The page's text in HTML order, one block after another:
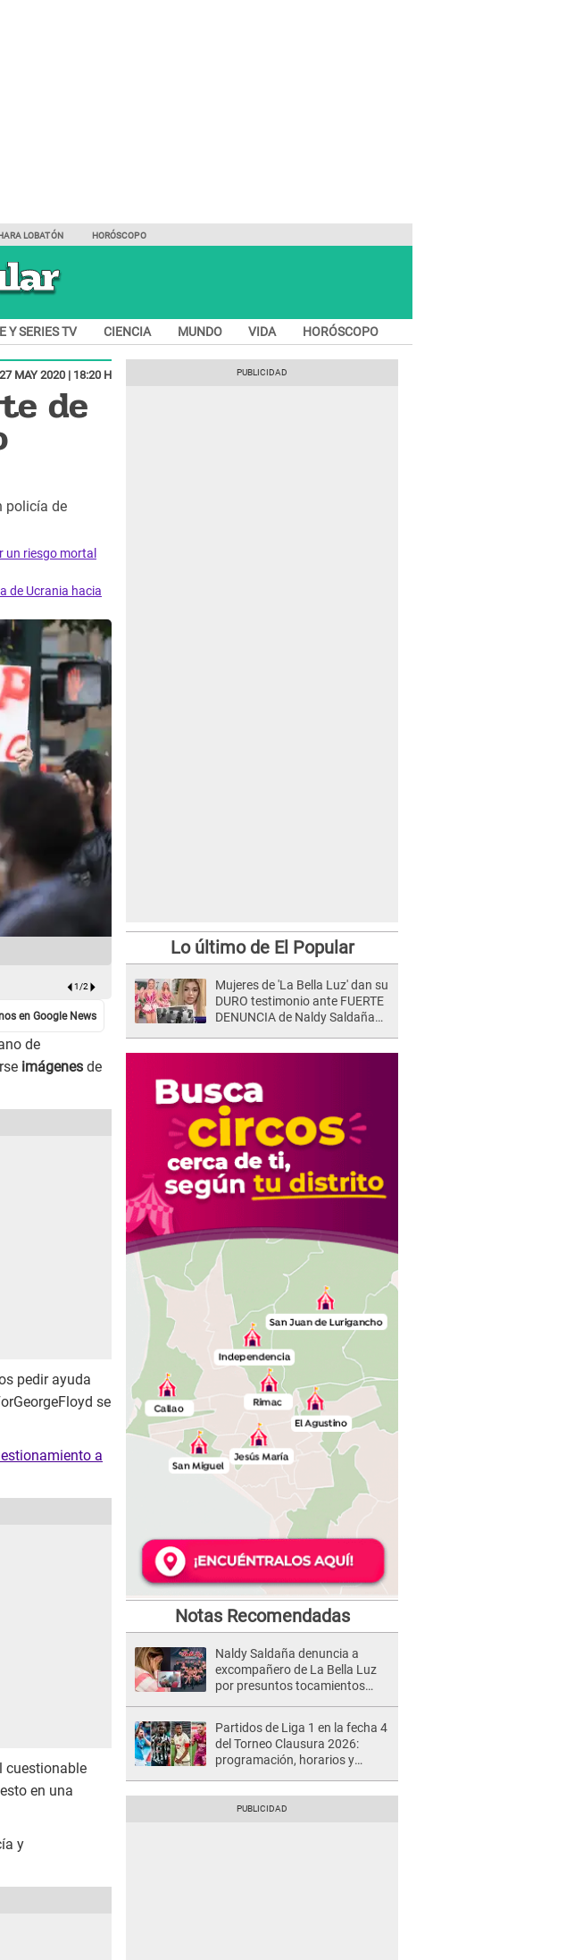
LOBATÓN HORÓSCOPO
Y SERIES TV CIENCIA MUNDO VIDA HORÓSCOPO
27 MAY 2020 | 18:20 H
de
policía de
un riesgo mortal
de Ucrania hacia
Indignación en ciudadanos estadounidenses por muerte de George Floyd.
1 /2
de
imágenes de
pedir ayuda
se
a
cuestionable
en una
y
Lo último de El Popular
Mujeres de 'La Bella Luz' dan su
DURO testimonio ante FUERTE
DENUNCIA de Naldy Saldaña
Notas Recomendadas
Naldy Saldaña denuncia a
excompañero de La Bella Luz
por presuntos tocamientos
Partidos de Liga 1 en la fecha 4
del Torneo Clausura 2026:
programación, horarios y